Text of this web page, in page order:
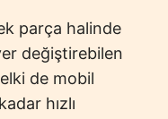
parça halinde
değiştirebilen
de mobil
hızlı